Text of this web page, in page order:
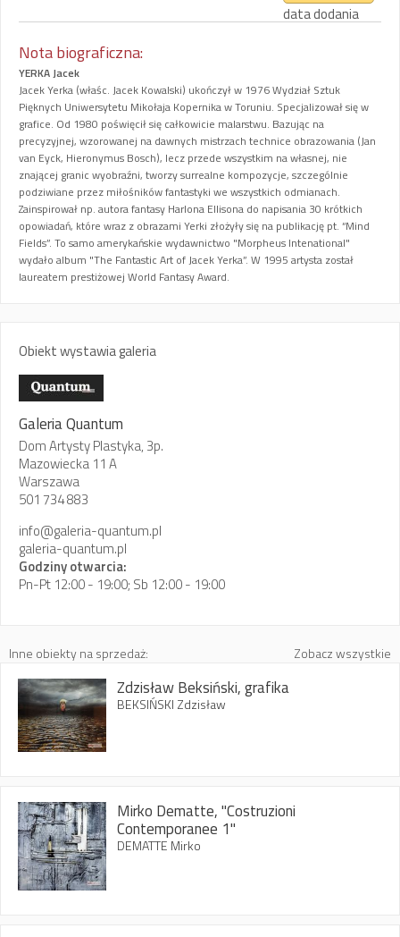
data dodania
Nota biograficzna:
YERKA Jacek
Jacek Yerka (właśc. Jacek Kowalski) ukończył w 1976 Wydział Sztuk
Pięknych Uniwersytetu Mikołaja Kopernika w Toruniu. Specjalizował się w
grafice. Od 1980 poświęcił się całkowicie malarstwu. Bazując na
precyzyjnej, wzorowanej na dawnych mistrzach technice obrazowania (Jan
van Eyck, Hieronymus Bosch), lecz przede wszystkim na własnej, nie
znającej granic wyobraźni, tworzy surrealne kompozycje, szczególnie
podziwiane przez miłośników fantastyki we wszystkich odmianach.
Zainspirował np. autora fantasy Harlona Ellisona do napisania 30 krótkich
opowiadań, które wraz z obrazami Yerki złożyły się na publikację pt. “Mind
Fields”. To samo amerykańskie wydawnictwo "Morpheus Intenational"
wydało album "The Fantastic Art of Jacek Yerka”. W 1995 artysta został
laureatem prestiżowej World Fantasy Award.
Obiekt wystawia galeria
Galeria Quantum
Dom Artysty Plastyka, 3p.
Mazowiecka 11 A
Warszawa
501 734 883
info@galeria-quantum.pl
galeria-quantum.pl
Godziny otwarcia:
Pn-Pt 12:00 - 19:00; Sb 12:00 - 19:00
Inne obiekty na sprzedaż: Zobacz wszystkie
Zdzisław Beksiński, grafika
BEKSIŃSKI Zdzisław
Mirko Dematte, "Costruzioni
Contemporanee 1"
DEMATTE Mirko